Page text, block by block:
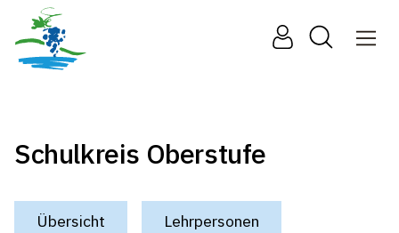
Schulkreis Oberstufe
Übersicht Lehrpersonen